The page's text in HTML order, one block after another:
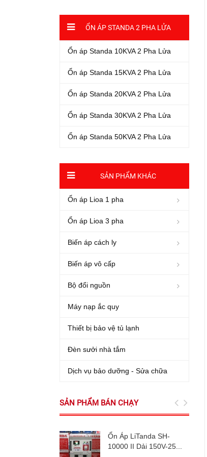
ỔN ÁP STANDA 2 PHA LỬA
Ổn áp Standa 10KVA 2 Pha Lửa
Ổn áp Standa 15KVA 2 Pha Lửa
Ổn áp Standa 20KVA 2 Pha Lửa
Ổn áp Standa 30KVA 2 Pha Lửa
Ổn áp Standa 50KVA 2 Pha Lửa
SẢN PHẨM KHÁC
Ổn áp Lioa 1 pha
Ổn áp Lioa 3 pha
Biến áp cách ly
Biến áp vô cấp
Bộ đổi nguồn
Máy nạp ắc quy
Thiết bị bảo vệ tủ lạnh
Đèn sưởi nhà tắm
Dịch vụ bảo dưỡng - Sửa chữa
SẢN PHẨM BÁN CHẠY
Ổn Áp LiTanda SH-
10000 II Dải 150V-25...